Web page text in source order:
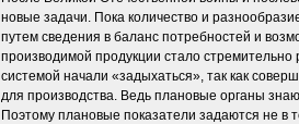
новые задачи. Пока количество и
путем сведения в баланс потребностей и
производимой продукции стало
системой начали «задыхаться», так как
для производства. Ведь плановые органы
Поэтому плановые показатели задаются не в